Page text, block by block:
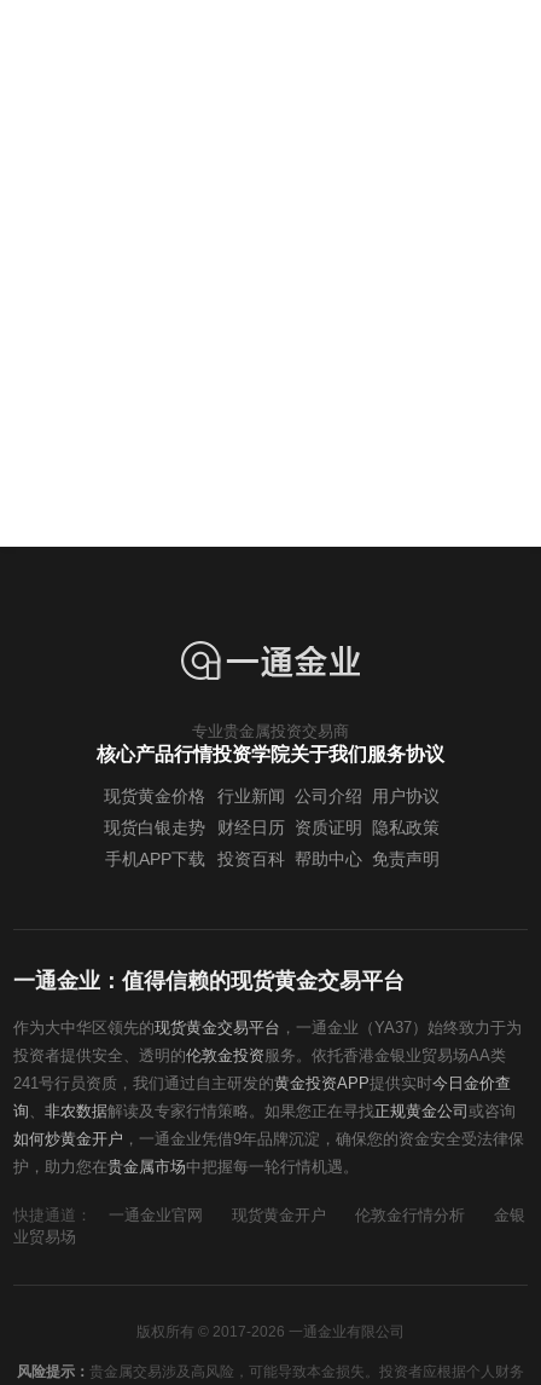
专业贵金属投资交易商
核心产品行情
现货黄金价格
现货白银走势
手机APP下载
投资学院
行业新闻
财经日历
投资百科
关于我们
公司介绍
资质证明
帮助中心
服务协议
用户协议
隐私政策
免责声明
一通金业：值得信赖的现货黄金交易平台
作为大中华区领先的现货黄金交易平台 ，一通金业（YA37）始终致力于为
投资者提供安全、透明的伦敦金投资服务。依托香港金银业贸易场AA类
241号行员资质，我们通过自主研发的黄金投资APP提供实时今日金价查
询 、非农数据解读及专家行情策略。如果您正在寻找正规黄金公司或咨询
如何炒黄金开户 ，一通金业凭借9年品牌沉淀，确保您的资金安全受法律保
护，助力您在贵金属市场中把握每一轮行情机遇。
快捷通道： 一通金业官网 现货黄金开户 伦敦金行情分析
金银
业贸易场
版权所有 © 2017-2026 一通金业有限公司
风险提示： 贵金属交易涉及高风险，可能导致本金损失。投资者应根据个人财务